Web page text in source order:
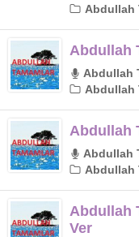
Abdullah
Abdullah
Abdullah
Abdullah
Abdullah
Abdullah
Abdullah
Abdullah
Ver